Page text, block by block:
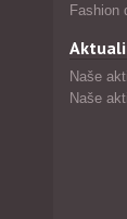
Fashion
Naše
Naše